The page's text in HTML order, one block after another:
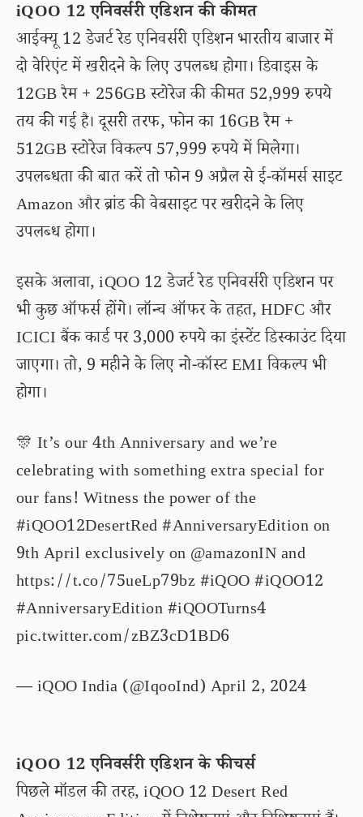
iQOO 12 एनिवर्सरी एडिशन की कीमत
आईक्यू 12 डेजर्ट रेड एनिवर्सरी एडिशन भारतीय बाजार में
दो वेरिएंट में खरीदने के लिए उपलब्ध होगा। डिवाइस के
12GB रैम + 256GB स्टोरेज की कीमत 52,999 रुपये
तय की गई है। दूसरी तरफ, फोन का 16GB रैम +
512GB स्टोरेज विकल्प 57,999 रुपये में मिलेगा।
उपलब्धता की बात करें तो फोन 9 अप्रैल से ई-कॉमर्स साइट
Amazon और ब्रांड की वेबसाइट पर खरीदने के लिए
उपलब्ध होगा।
इसके अलावा, iQOO 12 डेजर्ट रेड एनिवर्सरी एडिशन पर
भी कुछ ऑफर्स होंगे। लॉन्च ऑफर के तहत, HDFC और
ICICI बैंक कार्ड पर 3,000 रुपये का इंस्टेंट डिस्काउंट दिया
जाएगा। तो, 9 महीने के लिए नो-कॉस्ट EMI विकल्प भी
होगा।
🎊 It’s our 4th Anniversary and we’re
celebrating with something extra special for
our fans! Witness the power of the
#iQOO12DesertRed#AnniversaryEditionon
9th April exclusively on @amazonINand
https://t.co/75ueLp79bz#iQOO #iQOO12
#AnniversaryEdition#iQOOTurns4
pic.twitter.com/zBZ3cD1BD6
— iQOO India (@IqooInd) April 2, 2024
iQOO 12 एनिवर्सरी एडिशन के फीचर्स
पिछले मॉडल की तरह, iQOO 12 Desert Red